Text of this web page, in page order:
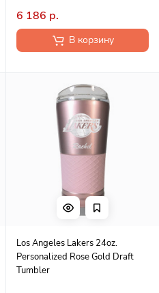
6 186 р.
В корзину
Los Angeles Lakers 24oz.
Personalized Rose Gold Draft
Tumbler